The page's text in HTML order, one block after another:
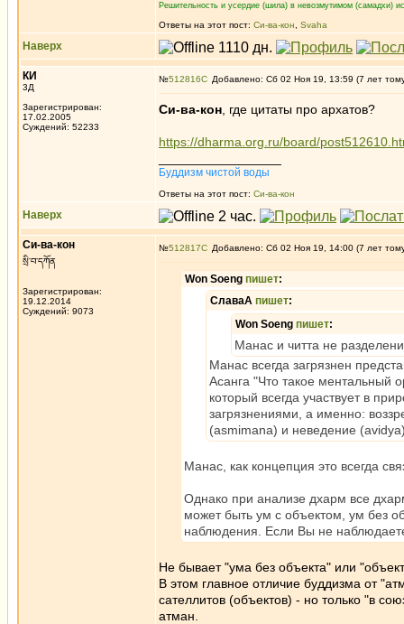
Решительность и усердие (шила) в невозмутимом (самадхи)
Ответы на этот пост: Си-ва-кон Svaha
Наверх
КИ
3Д
Зарегистрирован:
17.02.2005
Суждений: 52233
№512816 Добавлено: Сб 02 Ноя 19, 13:59 (7 лет
Си-ва-кон , где цитаты про архатов?
https://dharma.org.ru/board/
Буддизм чистой воды
Ответы на этот пост: Си-ва-кон
Наверх
Си-ва-кон
སྲི་བ་དཀོན
Зарегистрирован:
19.12.2014
Суждений: 9073
№512817 Добавлено: Сб 02 Ноя 19, 14:00 (7 лет
Won Soeng пишет:
СлаваА пишет:
Won Soeng пишет:
Манас и читта не
Манас всегда загрязнен
Асанга "Что такое ментальный
который всегда участвует в
загрязнениями, а именно:
(asmimana) и неведение
Манас, как концепция это всегда
Однако при анализе дхарм все
может быть ум с объектом, ум без
наблюдения. Если Вы не
Не бывает "ума без объекта" или
В этом главное отличие буддизма от
сателлитов (объектов) - но только "в
атман.